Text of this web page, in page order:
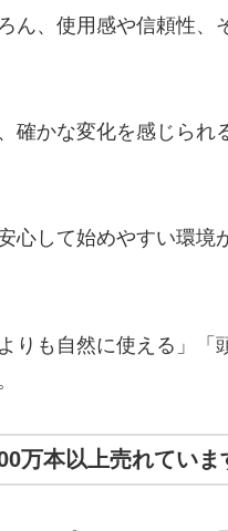
ん、使用感や信頼性、
確かな変化を感じられ
心して始めやすい環境
も自然に使える」「
万本以上売れていま